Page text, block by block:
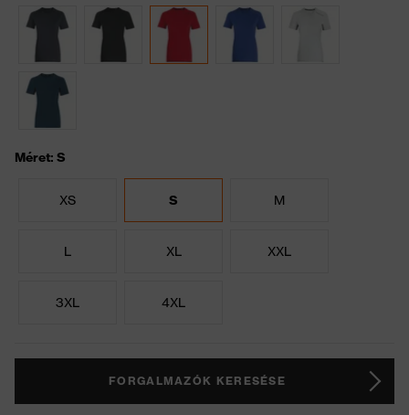
Méret: S
XS S M
L XL XXL
3XL 4XL
FORGALMAZÓK KERESÉSE